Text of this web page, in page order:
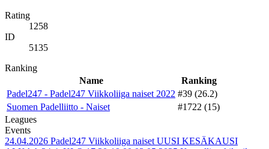
Rating
1258
ID
5135
Ranking
Name
Ranking
Padel247 - Padel247 Viikkoliiga naiset 2022 #39 (26.2)
Suomen Padelliitto - Naiset
#1722 (15)
Leagues
Events
24.04.2026 Padel247 Viikkoliiga naiset UUSI KESÄKAUSI